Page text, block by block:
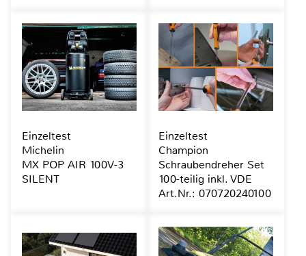
Einzeltest
Michelin
MX POP AIR 100V-3
SILENT
Einzeltest
Champion
Schraubendreher Set
100-teilig inkl. VDE
Art.Nr.: 070720240100